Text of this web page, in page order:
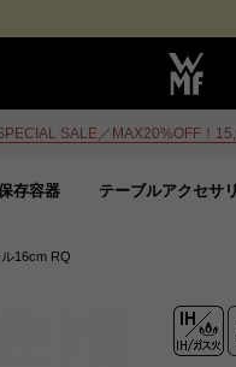
SALE／MAX20%OFF！
存容器 テーブルアクセサ
16cm RQ